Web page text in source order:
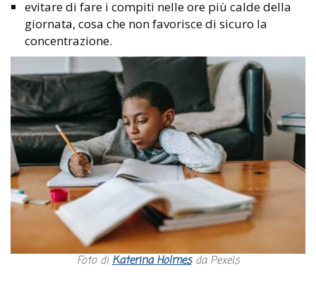
evitare di fare i compiti nelle ore più calde della
giornata, cosa che non favorisce di sicuro la
concentrazione.
Foto diKaterina Holmesda Pexels